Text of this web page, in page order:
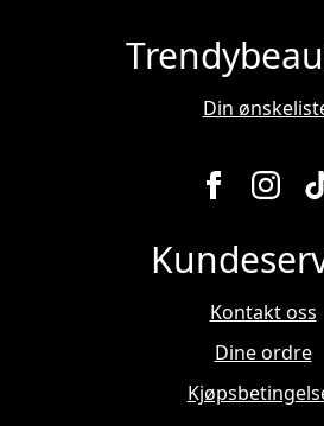
Din
Kontakt oss
Dine ordre